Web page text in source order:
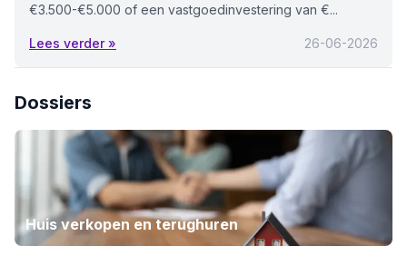
€3.500-€5.000 of een vastgoedinvestering van €...
Lees verder » 26-06-2026
Dossiers
Huis verkopen en terughuren